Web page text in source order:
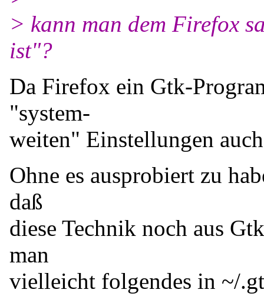
> kann man dem Firefox
ist"?
Da Firefox ein Gtk-
"system-
weiten" Einstellungen
Ohne es ausprobiert zu
daß
diese Technik noch aus
man
vielleicht folgendes in ~/